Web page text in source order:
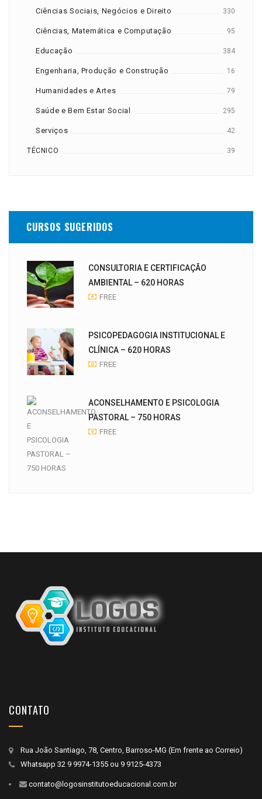
Ciências Sociais, Negócios e Direito 330
Ciências, Matemática e Computação 95
Educação 384
Engenharia, Produção e Construção 16
Humanidades e Artes 79
Saúde e Bem Estar Social 295
Serviços 42
TÉCNICO 39
CURSOS SUGERIDOS
CONSULTORIA E CERTIFICAÇÃO
AMBIENTAL – 620 HORAS
FREE
PSICOPEDAGOGIA INSTITUCIONAL E
CLÍNICA – 620 HORAS
FREE
ACONSELHAMENTO E PSICOLOGIA
PASTORAL – 750 HORAS
FREE
CONTATO
Rua João Santiago, 78, Centro, Barroso-MG (Em frente ao Correio)
Whatsapp 32 9 9974-1355 ou 9 9125-4373
contato@logosinstitutoeducacional.com.br